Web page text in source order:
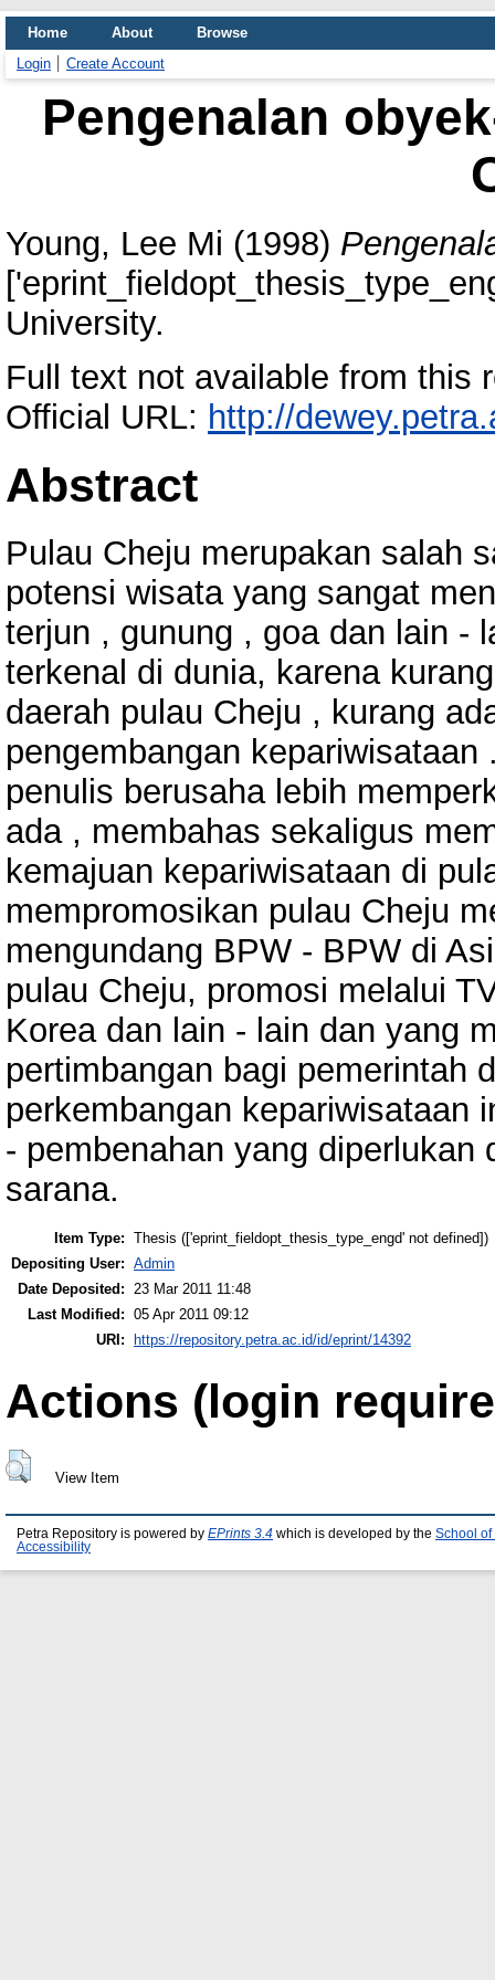
Home About
Browse
Login
Create Account
Pengenalan
Young, Lee Mi (1998)
University.
Full text not available from this
Official URL: http://
Abstract
Pulau Cheju merupakan salah
potensi wisata yang sangat
terjun , gunung , goa dan lain -
terkenal di dunia, karena
daerah pulau Cheju , kurang
pengembangan
penulis berusaha lebih
ada , membahas sekaligus
kemajuan kepariwisataan di
mempromosikan pulau Cheju
mengundang BPW - BPW di
pulau Cheju, promosi melalui
Korea dan lain - lain dan yang
pertimbangan bagi pemerintah
perkembangan kepariwisataan
- pembenahan yang
sarana.
Item Type: Thesis (['eprint_fieldopt_thesis_type_engd' not defined])
Depositing User: Admin
Date Deposited:
23 Mar 2011 11:48
Last Modified: 05 Apr 2011 09:12
URI: https://repository.petra.ac.id/id/eprint/14392
Actions (login
View Item
Petra Repository is powered by EPrints 3.4 which is developed by the School of
Accessibility